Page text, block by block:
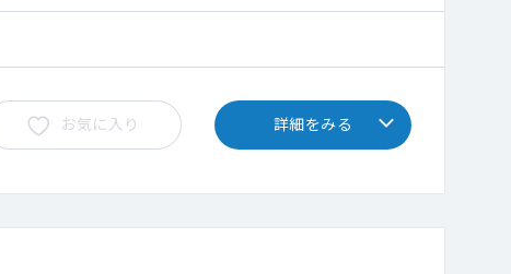
お気に入り 詳細をみる